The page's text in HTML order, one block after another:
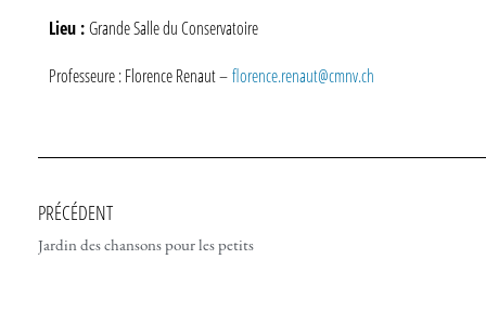
Lieu :Grande Salle du Conservatoire
Professeure : Florence Renaut –florence.renaut@cmnv.ch
PRÉCÉDENT
Jardin des chansons pour les petits